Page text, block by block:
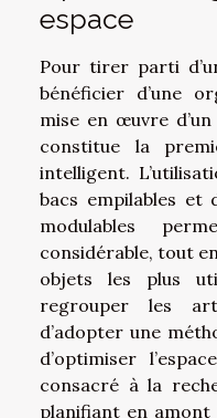
espace
Pour tirer parti
bénéficier d’une
mise en œuvre
constitue la
intelligent.
bacs empilables et
modulables
considérable, tout
objets les plus
regrouper les
d’adopter une
d’optimiser
consacré à la
planifiant en amont